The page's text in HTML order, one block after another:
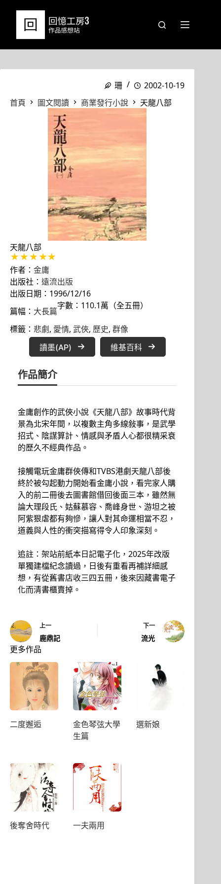
珊
2002-10-19
首頁
圖文閱讀 商業發行小說 天龍八部
天龍八部
作者： 金庸
出版社： 遠流出版
出版日期：1996/12/16
篇幅： 大長篇
字數：110.1萬（全五冊）
標籤： 悲劇, 愛情, 武俠, 歷史, 群像
讀墨(AP) 維基百科
作品簡介
金庸創作的武俠小說《天龍八部》故事時代背
景為北宋年間，以複數主角多線敍事，是武學
招式、陰謀算計、情感與矛盾人心都很精采衰
的歷久不經典作品。
接觸電玩金庸群俠傳和TVBS港劇天龍八部後
終於被勾起動力開始看金庸小說，看完家人購
入的前二冊後去圖書館借回後面三本，雖然無
論大理段氏、姑蘇慕容、喬峰身世、游坦之被
阿紫狠虐都有夠慘，讓人對其命運相當不忍，
道義與人性的衝突描寫得令人印象深刻。
追註：架站前紙本日記電子化，2025年改版
單獨建檔紀念讀過，日後有重看再補詳細感
想，有從舊書店收三四五冊，後來因藏書電子
化而清書櫃賣掉。
上一
鹿鼎記
下一
流光
更多作品
二度邂逅
金色琴弦大學
生篇
選新娘
後奪舍時代 一夫兩用